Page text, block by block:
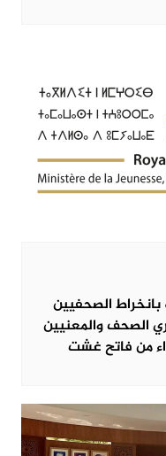
بانخراط الصحفيين
الصحف والمعنيين
من فاتح غشت